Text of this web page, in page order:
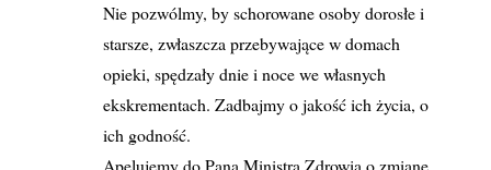
Nie pozwólmy, by schorowane osoby dorosłe i
starsze, zwłaszcza przebywające w domach
opieki, spędzały dnie i noce we własnych
ekskrementach. Zadbajmy o jakość ich życia, o
ich godność.
Apelujemy do Pana Ministra Zdrowia o zmianę